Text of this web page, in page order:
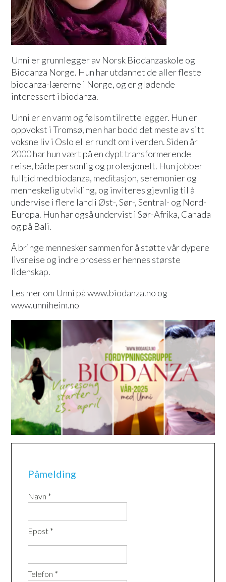
Unni er grunnlegger av Norsk Biodanzaskole og
Biodanza Norge. Hun har utdannet de aller fleste
biodanza-lærerne i Norge, og er glødende
interessert i biodanza.
Unni er en varm og følsom tilrettelegger. Hun er
oppvokst i Tromsø, men har bodd det meste av sitt
voksne liv i Oslo eller rundt om i verden. Siden år
2000 har hun vært på en dypt transformerende
reise, både personlig og profesjonelt. Hun jobber
fulltid med biodanza, meditasjon, seremonier og
menneskelig utvikling, og inviteres gjevnlig til å
undervise i flere land i Øst-, Sør-, Sentral- og Nord-
Europa. Hun har også undervist i Sør-Afrika, Canada
og på Bali.
Å bringe mennesker sammen for å støtte vår dypere
livsreise og indre prosess er hennes største
lidenskap.
Les mer om Unni på www.biodanza.no og
www.unniheim.no
Påmelding
Navn *
Epost *
Telefon *